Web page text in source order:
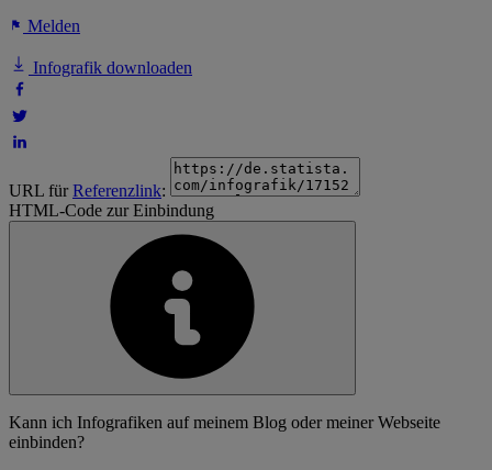
Melden
Infografik downloaden
URL fürReferenzlink:
HTML-Code zur Einbindung
Kann ich Infografiken auf meinem Blog oder meiner Webseite
einbinden?